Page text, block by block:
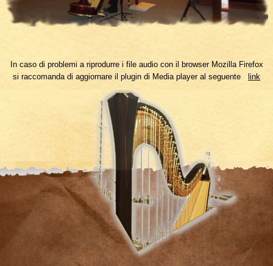
In caso di problemi a riprodurre i file audio con il browser Mozilla Firefox
si raccomanda di aggiornare il plugin di Media player al seguente link